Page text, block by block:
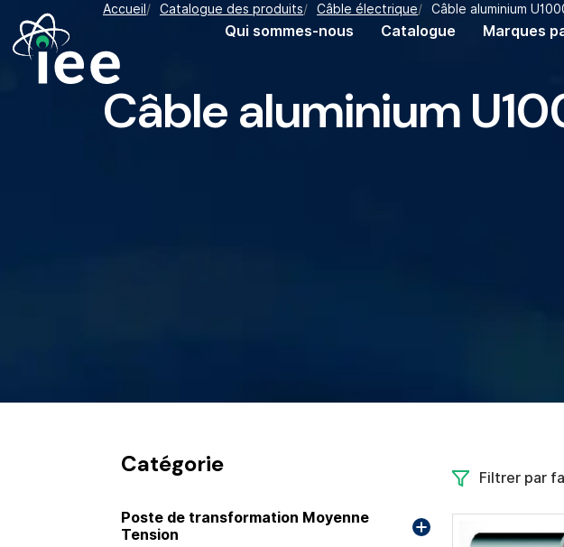
Aller au contenu principal
Navigation principaleQui sommes-nous Catalogue Marques
Fil d'Ariane
Accueil Catalogue des produits Câble électrique Câble aluminium
Câble aluminium
Catégorie
Poste de transformation Moyenne
Tension
Filtrer par